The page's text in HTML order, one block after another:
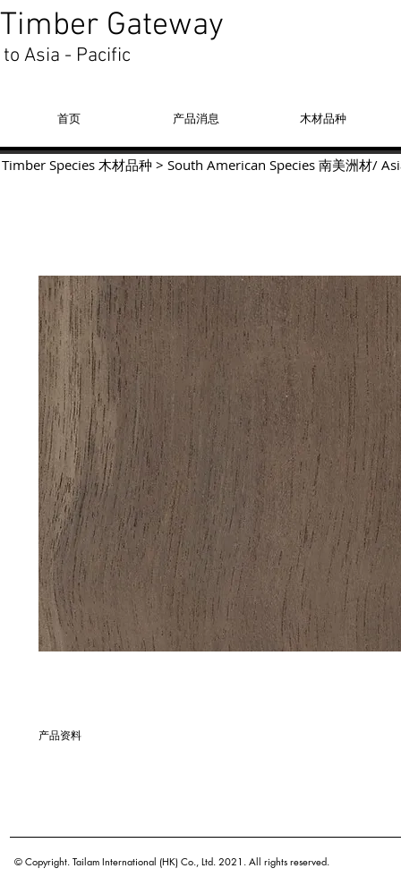
Timber Gateway
to Asia - Pacific
首页 产品消息 木材品种
产品资料
原产地
Timber Species 木材品种 > South American Species 南美洲材/
© Copyright. Tailam International (HK) Co., Ltd. 2021. All rights reserved.